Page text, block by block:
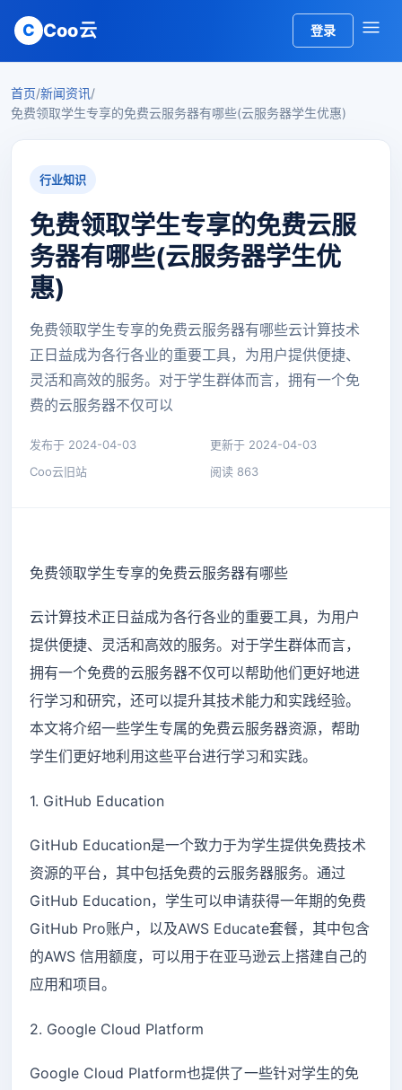
C Coo云 登录
首页/新闻资讯/
免费领取学生专享的免费云服务器有哪些(云服务器学生优惠)
行业知识
免费领取学生专享的免费云服
务器有哪些(云服务器学生优
惠)
免费领取学生专享的免费云服务器有哪些云计算技术
正日益成为各行各业的重要工具，为用户提供便捷、
灵活和高效的服务。对于学生群体而言，拥有一个免
费的云服务器不仅可以
发布于 2024-04-03
更新于 2024-04-03
Coo云旧站
阅读 863
免费领取学生专享的免费云服务器有哪些
云计算技术正日益成为各行各业的重要工具，为用户
提供便捷、灵活和高效的服务。对于学生群体而言，
拥有一个免费的云服务器不仅可以帮助他们更好地进
行学习和研究，还可以提升其技术能力和实践经验。
本文将介绍一些学生专属的免费云服务器资源，帮助
学生们更好地利用这些平台进行学习和实践。
1. GitHub Education
GitHub Education是一个致力于为学生提供免费技术
资源的平台，其中包括免费的云服务器服务。通过
GitHub Education，学生可以申请获得一年期的免费
GitHub Pro账户，以及AWS Educate套餐，其中包含
的AWS 信用额度，可以用于在亚马逊云上搭建自己的
应用和项目。
2. Google Cloud Platform
Google Cloud Platform也提供了一些针对学生的免